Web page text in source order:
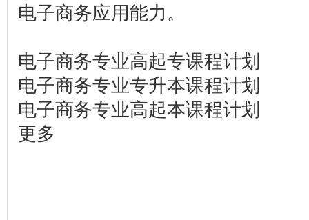
电子商务应用能力。
电子商务专业高起专课程计划
电子商务专业专升本课程计划
电子商务专业高起本课程计划
更多